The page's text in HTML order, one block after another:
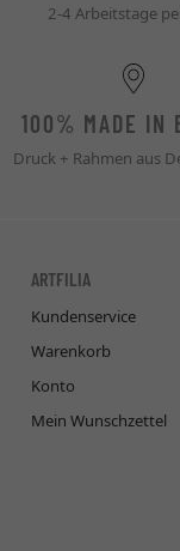
2-4 Arbeitstage
100% MADE IN
Druck + Rahmen aus
ARTFILIA
Kundenservice
Warenkorb
Konto
Mein Wunschzettel